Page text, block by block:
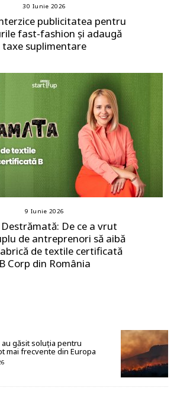
30 Iunie 2026
publicitatea pentru
fast-fashion și adaugă
taxe suplimentare
9 Iunie 2026
De ce a vrut
de antreprenori să aibă
de textile certificată
B Corp din România
găsit soluția pentru
mai frecvente din Europa